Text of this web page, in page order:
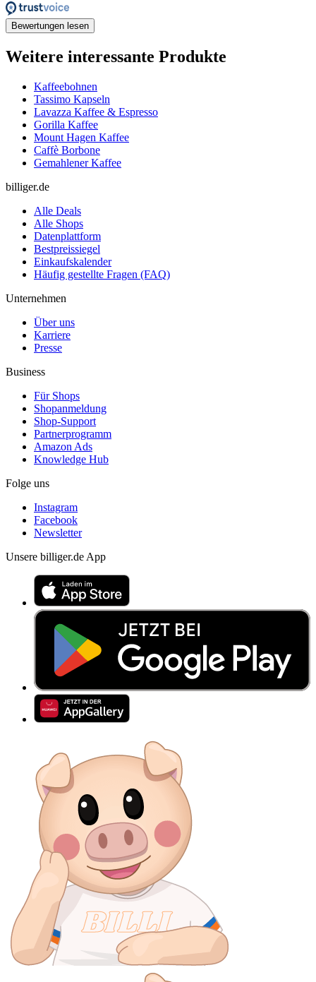
Bewertungen lesen
Weitere interessante Produkte
Kaffeebohnen
Tassimo Kapseln
Lavazza Kaffee & Espresso
Gorilla Kaffee
Mount Hagen Kaffee
Caffè Borbone
Gemahlener Kaffee
billiger.de
Alle Deals
Alle Shops
Datenplattform
Bestpreissiegel
Einkaufskalender
Häufig gestellte Fragen (FAQ)
Unternehmen
Über uns
Karriere
Presse
Business
Für Shops
Shopanmeldung
Shop-Support
Partnerprogramm
Amazon Ads
Knowledge Hub
Folge uns
Instagram
Facebook
Newsletter
Unsere billiger.de App